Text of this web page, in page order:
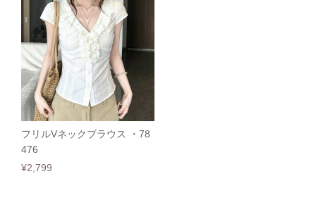
フリルVネックブラウス ・78
476
¥2,799